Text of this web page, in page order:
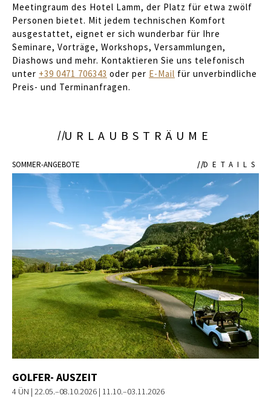
Meetingraum des Hotel Lamm, der Platz für etwa zwölf
Personen bietet. Mit jedem technischen Komfort
ausgestattet, eignet er sich wunderbar für Ihre
Seminare, Vorträge, Workshops, Versammlungen,
Diashows und mehr. Kontaktieren Sie uns telefonisch
unter +39 0471 706343 oder per E-Mail für unverbindliche
Preis- und Terminanfragen.
URLAUBSTRÄUME
SOMMER-ANGEBOTE DETAILS
GOLFER- AUSZEIT
4 ÜN | 22.05.–08.10.2026 | 11.10.–03.11.2026